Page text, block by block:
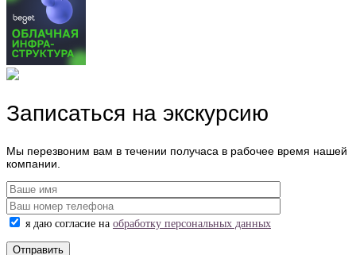
Записаться на экскурсию
Мы перезвоним вам в течении получаса в рабочее время нашей
компании.
я даю согласие на обработку персональных данных